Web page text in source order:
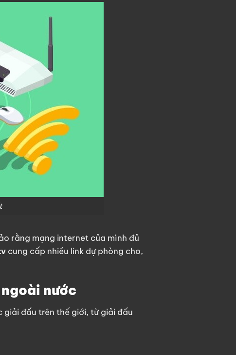
rằng mạng internet của mình đủ
cung cấp nhiều link dự phòng cho,
nước
đấu trên thế giới, từ giải đấu